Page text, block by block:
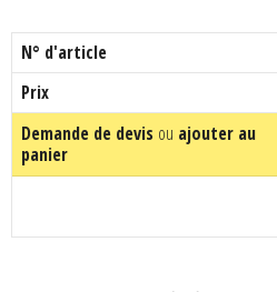
N° d'article
Prix
Demande de devis ou ajouter au
panier